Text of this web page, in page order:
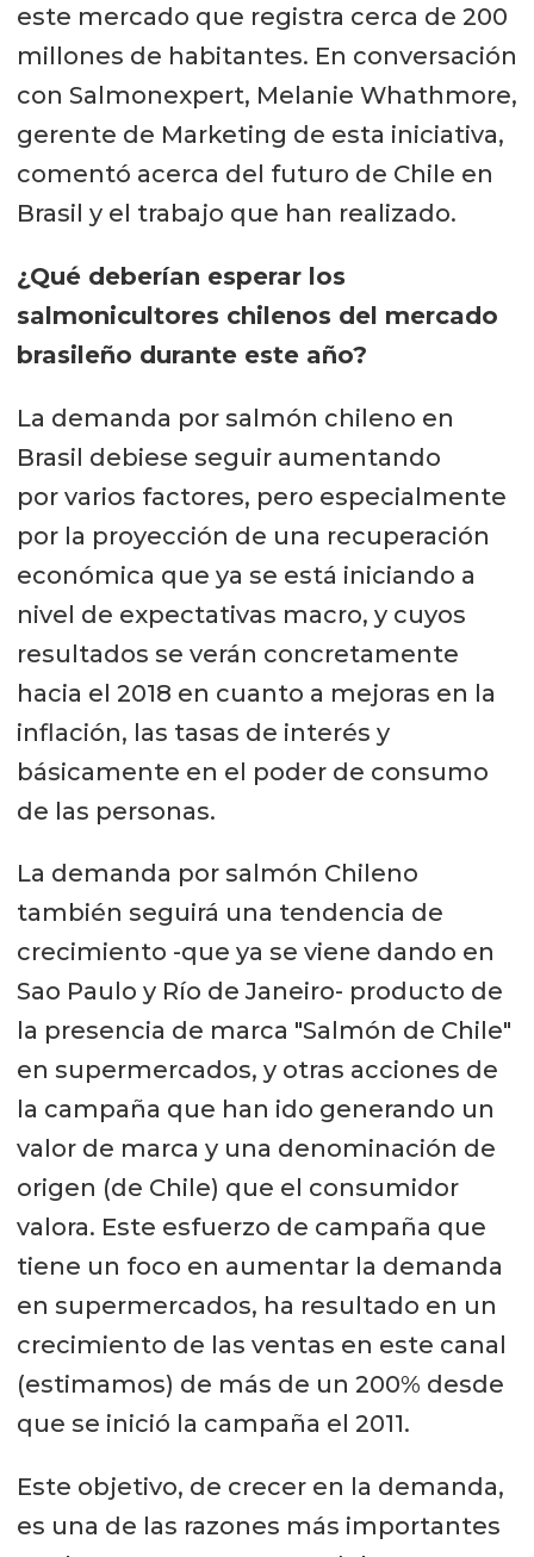
este mercado que registra cerca de 200
millones de habitantes. En conversación
con Salmonexpert, Melanie Whathmore,
gerente de Marketing de esta iniciativa,
comentó acerca del futuro de Chile en
Brasil y el trabajo que han realizado.
¿Qué deberían esperar los
salmonicultores chilenos del mercado
brasileño durante este año?
La demanda por salmón chileno en
Brasil debiese seguir aumentando
por varios factores, pero especialmente
por la proyección de una recuperación
económica que ya se está iniciando a
nivel de expectativas macro, y cuyos
resultados se verán concretamente
hacia el 2018 en cuanto a mejoras en la
inflación, las tasas de interés y
básicamente en el poder de consumo
de las personas.
La demanda por salmón Chileno
también seguirá una tendencia de
crecimiento -que ya se viene dando en
Sao Paulo y Río de Janeiro- producto de
la presencia de marca "Salmón de Chile"
en supermercados, y otras acciones de
la campaña que han ido generando un
valor de marca y una denominación de
origen (de Chile) que el consumidor
valora. Este esfuerzo de campaña que
tiene un foco en aumentar la demanda
en supermercados, ha resultado en un
crecimiento de las ventas en este canal
(estimamos) de más de un 200% desde
que se inició la campaña el 2011.
Este objetivo, de crecer en la demanda,
es una de las razones más importantes